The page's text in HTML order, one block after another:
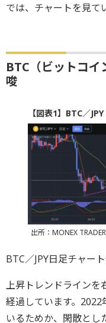
では、チャートを見て
BTC（ビットコ
唆
【図表1】BTC／
出所：MONEX
BTC／JPY日足チャート
上昇トレンドラインを
経過しています。
いるためか、閑散とし